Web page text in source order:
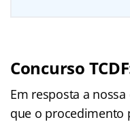
Concurso
Em resposta a
que o procedimento